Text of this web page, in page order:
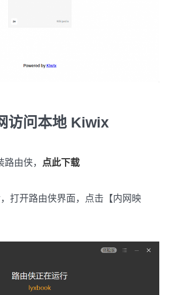
访问本地 Kiwix
由侠， 点此下载
打开路由侠界面，点击【内网映